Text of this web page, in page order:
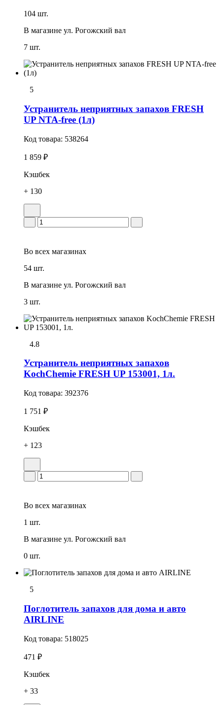
104 шт.
В магазине ул. Рогожский вал
7 шт.
5
Устранитель неприятных запахов FRESH
UP NTA-free (1л)
Код товара: 538264
1 859 ₽
Кэшбек
+ 130
Во всех магазинах
54 шт.
В магазине ул. Рогожский вал
3 шт.
4.8
Устранитель неприятных запахов
KochChemie FRESH UP 153001, 1л.
Код товара: 392376
1 751 ₽
Кэшбек
+ 123
Во всех магазинах
1 шт.
В магазине ул. Рогожский вал
0 шт.
5
Поглотитель запахов для дома и авто
AIRLINE
Код товара: 518025
471 ₽
Кэшбек
+ 33